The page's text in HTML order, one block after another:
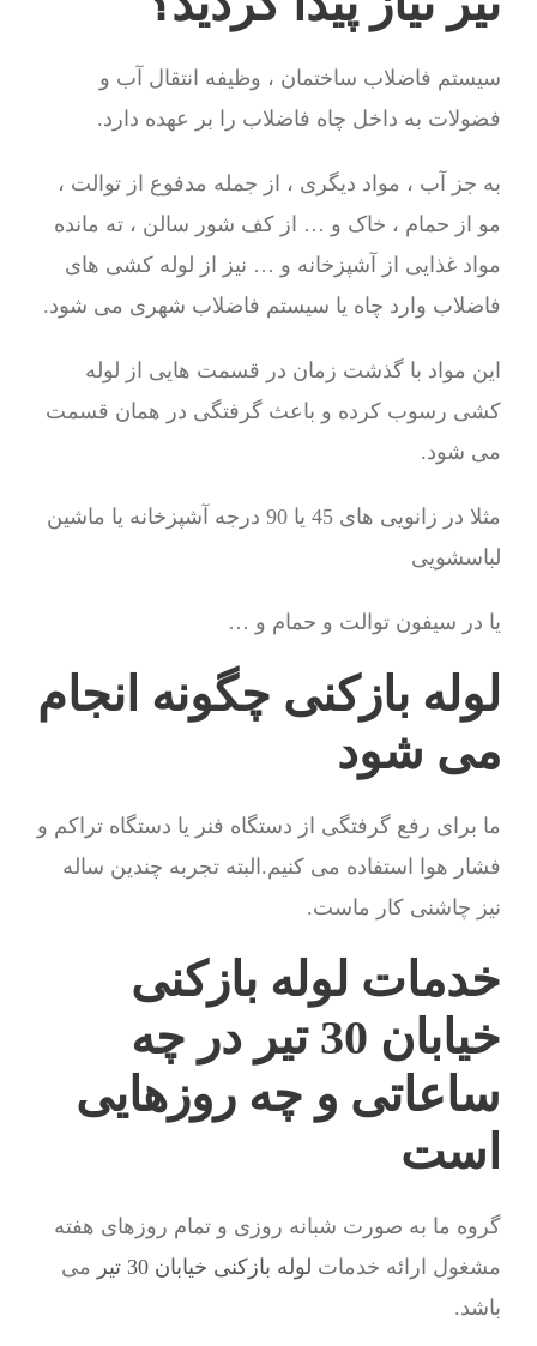
سیستم فاضلاب ساختمان ، وظیفه انتقال آب و
فضولات به داخل چاه فاضلاب را بر عهده دارد.
به جز آب ، مواد دیگری ، از جمله مدفوع از توالت ،
مو از حمام ، خاک و … از کف شور سالن ، ته مانده
مواد غذایی از آشپزخانه و … نیز از لوله کشی های
فاضلاب وارد چاه یا سیستم فاضلاب شهری می شود.
این مواد با گذشت زمان در قسمت هایی از لوله
کشی رسوب کرده و باعث گرفتگی در همان قسمت
می شود.
مثلا در زانویی های 45 یا 90 درجه آشپزخانه یا ماشین
لباسشویی
یا در سیفون توالت و حمام و …
لوله بازکنی چگونه انجام
می شود
ما برای رفع گرفتگی از دستگاه فنر یا دستگاه تراکم و
فشار هوا استفاده می کنیم.البته تجربه چندین ساله
نیز چاشنی کار ماست.
خدمات لوله بازکنی
خیابان 30 تیر در چه
ساعاتی و چه روزهایی
است
گروه ما به صورت شبانه روزی و تمام روزهای هفته
مشغول ارائه خدمات لوله بازکنی خیابان 30 تیر
می
باشد.